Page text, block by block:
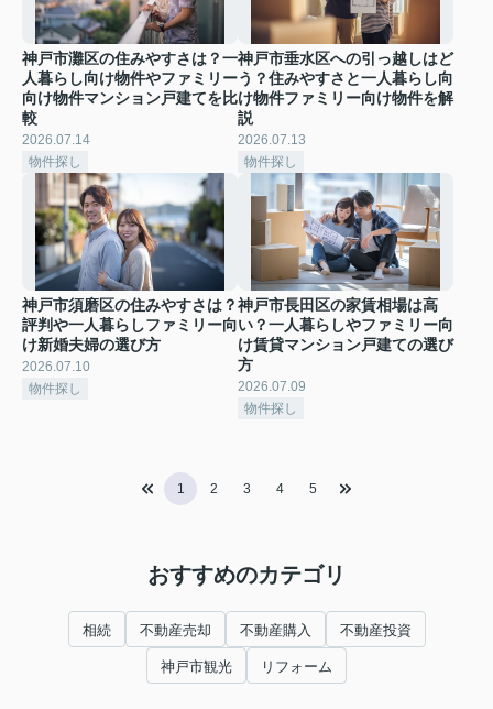
神戸市灘区の住みやすさは？一
人暮らし向け物件やファミリー
向け物件マンション戸建てを比
較
2026.07.14
物件探し
神戸市垂水区への引っ越しはど
う？住みやすさと一人暮らし向
け物件ファミリー向け物件を解
説
2026.07.13
物件探し
神戸市須磨区の住みやすさは？
評判や一人暮らしファミリー向
け新婚夫婦の選び方
2026.07.10
物件探し
神戸市長田区の家賃相場は高
い？一人暮らしやファミリー向
け賃貸マンション戸建ての選び
方
2026.07.09
物件探し
1 2 3 4 5
おすすめのカテゴリ
相続 不動産売却 不動産購入 不動産投資
神戸市観光 リフォーム